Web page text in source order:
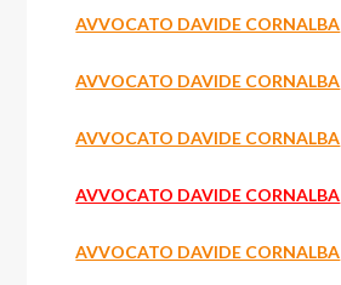
AVVOCATO DAVIDE CORNALBA
AVVOCATO DAVIDE CORNALBA
AVVOCATO DAVIDE CORNALBA
AVVOCATO DAVIDE CORNALBA
AVVOCATO DAVIDE CORNALBA